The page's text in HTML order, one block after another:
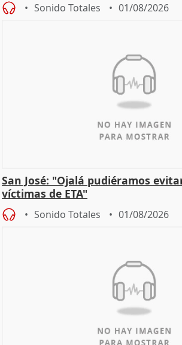
Sonido Totales 01/08/2026
San José: "Ojalá pudiéramos
víctimas de ETA"
Sonido Totales 01/08/2026